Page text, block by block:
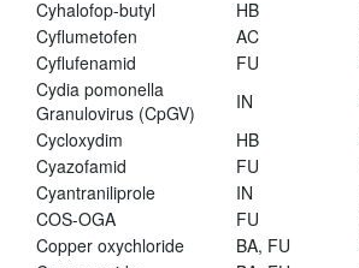
Cyhalofop-butyl
HB
Cyflumetofen
AC
Cyflufenamid
FU
Cydia pomonella
Granulovirus (CpGV)
IN
Cycloxydim
HB
Cyazofamid
FU
Cyantraniliprole
IN
COS-OGA
FU
Copper oxychloride
BA, FU